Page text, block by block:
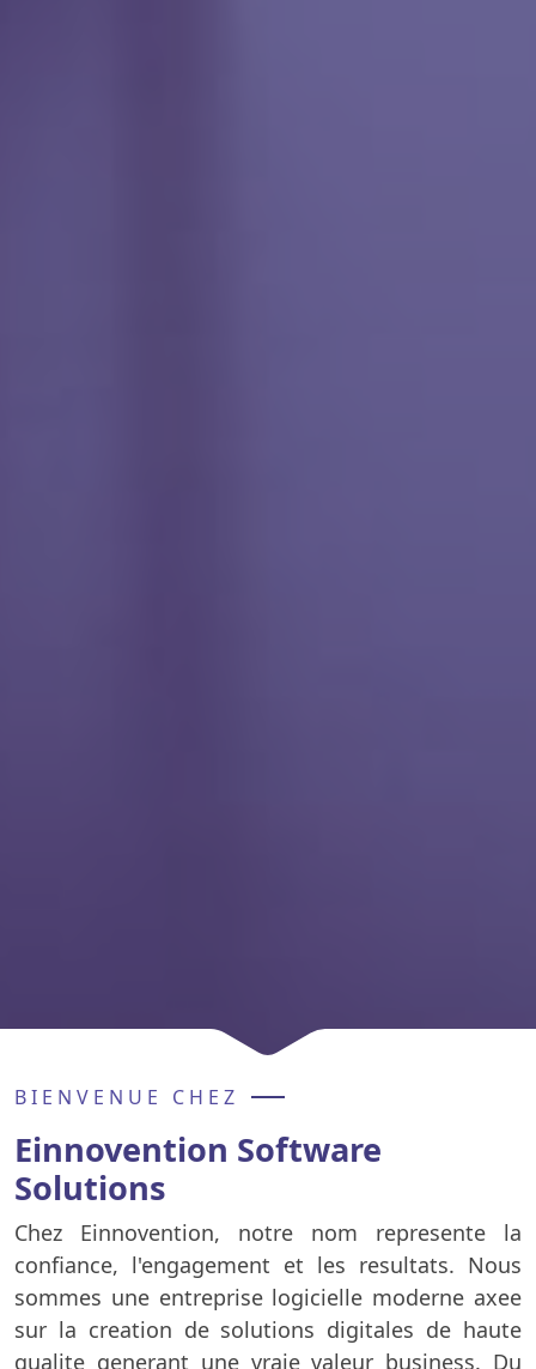
BIENVENUE CHEZ
Einnovention Software
Solutions
Chez Einnovention, notre nom represente la
confiance, l'engagement et les resultats. Nous
sommes une entreprise logicielle moderne axee
sur la creation de solutions digitales de haute
qualite generant une vraie valeur business. Du